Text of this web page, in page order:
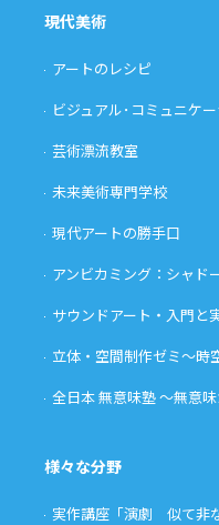
現代美術
アートのレシピ
ビジュアル･コミュニケ
芸術漂流教室
未来美術専門学校
現代アートの勝手口
アンビカミング：シャド
サウンドアート・入門と
立体・空間制作ゼミ〜時
全日本 無意味塾 〜無意
様々な分野
実作講座「演劇 似て非